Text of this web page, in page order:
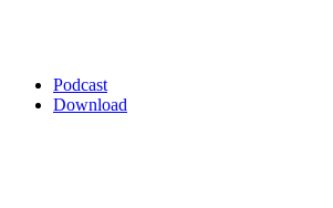
Podcast
Download